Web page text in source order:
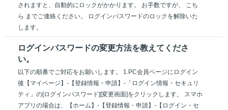
されますと、自動的にロックがかかります。 お手数ですが、 こち
ら までご連絡ください。 ログインパスワードのロックを解除いた
します。
ログインパスワードの変更方法を教えてくださ
い。
以下の順番でご対応をお願いします。 1.PC会員ページにログイン
後【マイページ】-【登録情報・申請】-「ログイン情報・セキュリ
ティ」の[ログインパスワード][変更画面]をクリックします。 スマホ
アプリの場合は、【ホーム】-【登録情報・申請】-【ログイン・セ